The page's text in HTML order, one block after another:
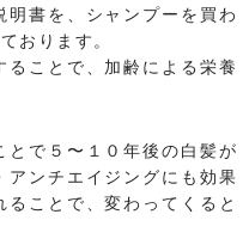
明書を、シャンプーを買わ
おります。
ことで、加齢による栄養
とで５〜１０年後の白髪が
アンチエイジングにも効果
ことで、変わってくると